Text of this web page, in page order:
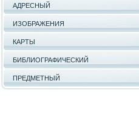
АДРЕСНЫЙ
ИЗОБРАЖЕНИЯ
КАРТЫ
БИБЛИОГРАФИЧЕСКИЙ
ПРЕДМЕТНЫЙ